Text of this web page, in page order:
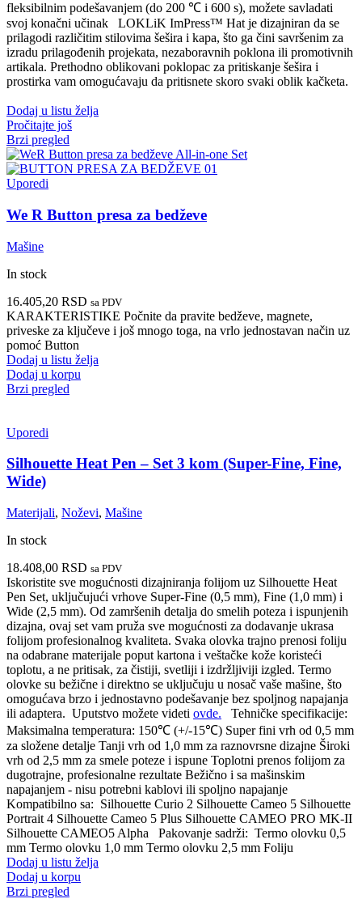
fleksibilnim podešavanjem (do 200 ℃ i 600 s), možete savladati
svoj konačni učinak
LOKLiK ImPress™ Hat je dizajniran da se
prilagodi različitim stilovima šešira i kapa, što ga čini savršenim za
izradu prilagođenih projekata, nezaboravnih poklona ili promotivnih
artikala. Prethodno oblikovani poklopac za pritiskanje šešira i
prostirka vam omogućavaju da pritisnete skoro svaki oblik kačketa.
Dodaj u listu želja
Pročitajte još
Brzi pregled
Uporedi
We R Button presa za bedževe
Mašine
In stock
16.405,20 RSD sa PDV
KARAKTERISTIKE Počnite da pravite bedževe, magnete,
priveske za ključeve i još mnogo toga, na vrlo jednostavan način uz
pomoć Button
Dodaj u listu želja
Dodaj u korpu
Brzi pregled
Uporedi
Silhouette Heat Pen – Set 3 kom (Super-Fine, Fine,
Wide)
Materijali, Noževi, Mašine
In stock
18.408,00 RSD sa PDV
Iskoristite sve mogućnosti dizajniranja folijom uz Silhouette Heat
Pen Set, uključujući vrhove Super-Fine (0,5 mm), Fine (1,0 mm) i
Wide (2,5 mm). Od zamršenih detalja do smelih poteza i ispunjenih
dizajna, ovaj set vam pruža sve mogućnosti za dodavanje ukrasa
folijom profesionalnog kvaliteta. Svaka olovka trajno prenosi foliju
na odabrane materijale poput kartona i veštačke kože koristeći
toplotu, a ne pritisak, za čistiji, svetliji i izdržljiviji izgled. Termo
olovke su bežične i direktno se uključuju u nosač vaše mašine, što
omogućava brzo i jednostavno podešavanje bez spoljnog napajanja
ili adaptera. Uputstvo možete videti ovde.
Tehničke specifikacije:
Maksimalna temperatura: 150℃ (+/-15℃) Super fini vrh od 0,5 mm
za složene detalje Tanji vrh od 1,0 mm za raznovrsne dizajne Široki
vrh od 2,5 mm za smele poteze i ispune Toplotni prenos folijom za
dugotrajne, profesionalne rezultate Bežično i sa mašinskim
napajanjem - nisu potrebni kablovi ili spoljno napajanje
Kompatibilno sa: Silhouette Curio 2 Silhouette Cameo 5 Silhouette
Portrait 4 Silhouette Cameo 5 Plus Silhouette CAMEO PRO MK-II
Silhouette CAMEO5 Alpha
Pakovanje sadrži: Termo olovku 0,5
mm Termo olovku 1,0 mm Termo olovku 2,5 mm Foliju
Dodaj u listu želja
Dodaj u korpu
Brzi pregled